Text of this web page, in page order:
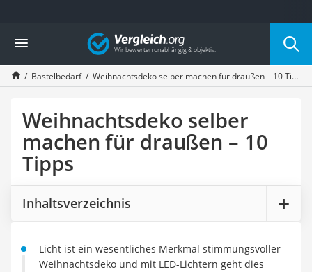
Die beliebtesten Vergleiche nach Kategorie
Freizeit & Sport
Gartentrampolin
Trampolin
Eufab-Fahrradträger
Trampolin 366 cm
Fahrradschloss
Aluminium-Koffer
Futterboot
Air Bike
E-Bike-Dreirad
Trekkingschuhe Herren
Klimmzugstation
Vergleich
Bastelbedarf Weihnachtsdeko selber machen für draußen – 10 Tipps
Weihnachtsdeko selber
machen für draußen – 10
Tipps
Inhaltsverzeichnis
Licht ist ein wesentliches Merkmal stimmungsvoller
Weihnachtsdeko und mit LED-Lichtern geht dies